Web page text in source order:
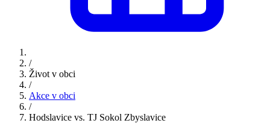
/
Život v obci
/
Akce v obci
/
Hodslavice vs. TJ Sokol Zbyslavice